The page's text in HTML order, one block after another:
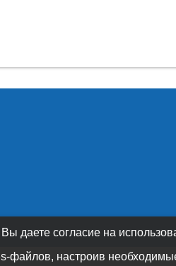
даете согласие на
файлов, настроив